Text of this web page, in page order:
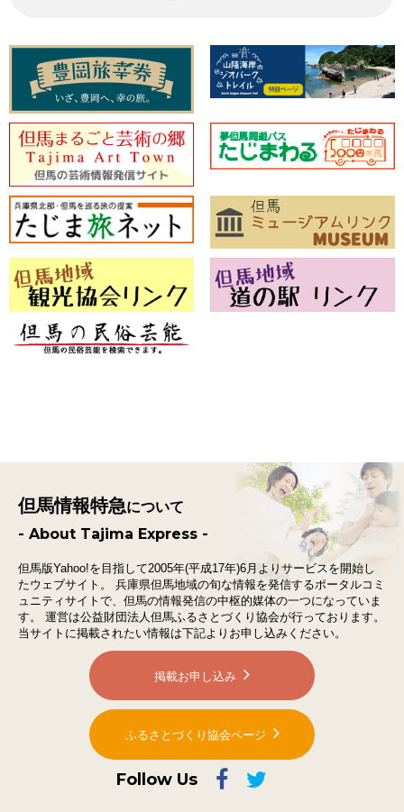
但馬情報特急について
- About Tajima Express -
但馬版Yahoo!を目指して2005年(平成17年)6月よりサービスを開始し
たウェブサイト。
兵庫県但馬地域の旬な情報を発信するポータルコミ
ュニティサイトで、 但馬の情報発信の中枢的媒体の一つになっていま
す。
運営は公益財団法人但馬ふるさとづくり協会が行っております。
当サイトに掲載されたい情報は下記よりお申し込みください。
掲載お申し込み
ふるさとづくり協会ページ
Follow Us